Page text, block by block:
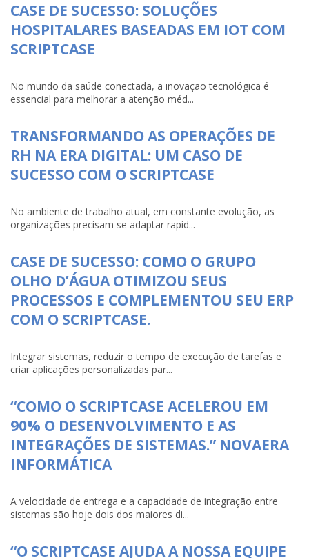
CASE DE SUCESSO: SOLUÇÕES
HOSPITALARES BASEADAS EM IOT COM
SCRIPTCASE
No mundo da saúde conectada, a inovação tecnológica é
essencial para melhorar a atenção méd...
TRANSFORMANDO AS OPERAÇÕES DE
RH NA ERA DIGITAL: UM CASO DE
SUCESSO COM O SCRIPTCASE
No ambiente de trabalho atual, em constante evolução, as
organizações precisam se adaptar rapid...
CASE DE SUCESSO: COMO O GRUPO
OLHO D’ÁGUA OTIMIZOU SEUS
PROCESSOS E COMPLEMENTOU SEU ERP
COM O SCRIPTCASE.
Integrar sistemas, reduzir o tempo de execução de tarefas e
criar aplicações personalizadas par...
“COMO O SCRIPTCASE ACELEROU EM
90% O DESENVOLVIMENTO E AS
INTEGRAÇÕES DE SISTEMAS.” NOVAERA
INFORMÁTICA
A velocidade de entrega e a capacidade de integração entre
sistemas são hoje dois dos maiores di...
“O SCRIPTCASE AJUDA A NOSSA EQUIPE